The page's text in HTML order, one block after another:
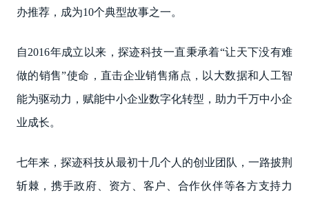
办推荐，成为10个典型故事之一。
自2016年成立以来，探迹科技一直秉承着“让天下没有难
做的销售”使命，直击企业销售痛点，以大数据和人工智
能为驱动力，赋能中小企业数字化转型，助力千万中小企
业成长。
七年来，探迹科技从最初十几个人的创业团队，一路披荆
斩棘，携手政府、资方、客户、合作伙伴等各方支持力